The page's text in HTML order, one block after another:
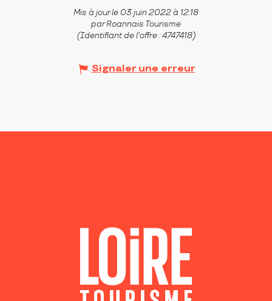
Mis à jour le 03 juin 2022 à 12:18
par Roannais Tourisme
(Identifiant de l'offre :4747418)
Signaler une erreur